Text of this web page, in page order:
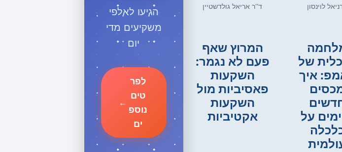
לוינסון
של
איך
על
ד''ר אריאל גולדשטיין
המרוץ שאף
פעם לא נגמר:
השקעות
פאסיביות מול
השקעות
אקטיביות
הגיעו לאלפי
משקיעים מדי
יום
לפר
טים
נוספ
ים
←